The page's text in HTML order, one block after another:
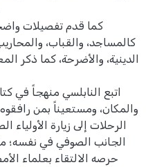
كما قدم تفصيلات
كالمساجد، والقباب،
الدينية، والأضرحة، كما ذكر
اتبع النابلسي منهجاً في
والمكان، ومستعيناً بمن
الرحلات إلى زيارة الأولياء
الجانب الصوفي في نفسه؛
حرصه الالتقاء بعلماء